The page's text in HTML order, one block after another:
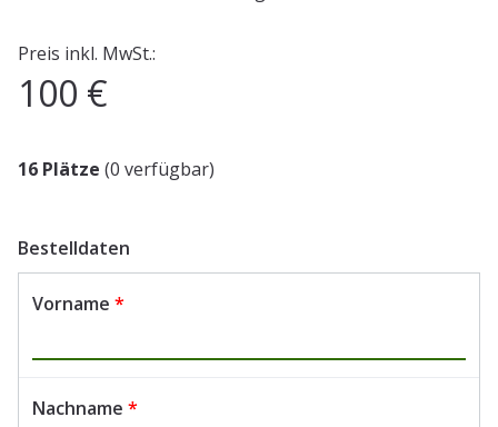
Preis inkl. MwSt.:
100 €
16 Plätze (0 verfügbar)
Bestelldaten
Vorname *
Nachname *